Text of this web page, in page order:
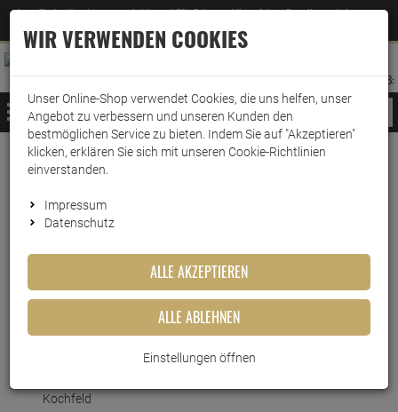
Jetzt für den Newsletter entscheiden und 5% Rabatt auf Ihre nächste Bestellung erhalten
–Zum Newsletter
ANMELDEN
AUFKLAPPEN
MERKZETTEL
WARENKORB:
MENÜ
Weiter einkaufen www.wark24.de Haushaltsreiniger
Küchenreiniger
Kochfeldreiniger
HG Kochfeld Reiniger
10016302
Kochfeld
WIR VERWENDEN COOKIES
Unser Online-Shop verwendet Cookies, die uns helfen, unser
Angebot zu verbessern und unseren Kunden den
bestmöglichen Service zu bieten. Indem Sie auf "Akzeptieren"
klicken, erklären Sie sich mit unseren Cookie-Richtlinien
einverstanden.
Impressum
Datenschutz
ALLE AKZEPTIEREN
ALLE ABLEHNEN
Einstellungen öffnen